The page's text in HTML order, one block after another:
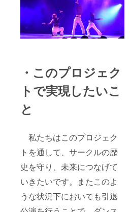
・このプロジェク
トで実現したいこ
と
私たちはこのプロジェク
トを通して、サークルの歴
史を守り、未来につなげて
いきたいです。またこのよ
うな状況下においても引退